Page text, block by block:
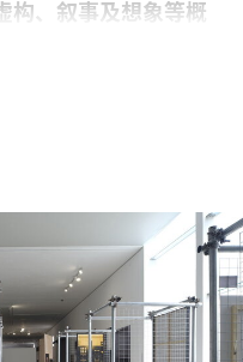
构、叙事及想象等概
家/研究者戴维·马
小说作为视觉艺术的
使用。他的创作涵盖
要探讨生产的问题与
利克的创作中一直